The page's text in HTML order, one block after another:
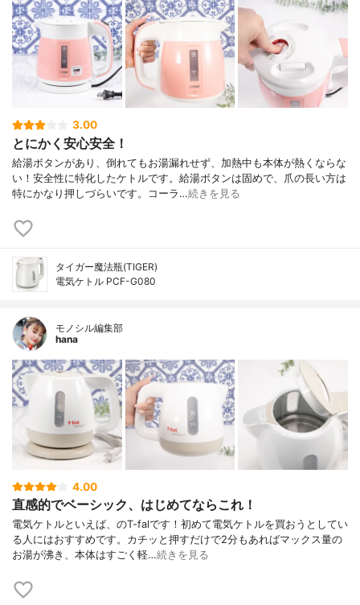
3.00
とにかく安心安全！
給湯ボタンがあり、倒れてもお湯漏れせず、加熱中も本体が熱くならな
い！安全性に特化したケトルです。給湯ボタンは固めで、爪の長い方は
特にかなり押しづらいです。コーラ…続きを見る
タイガー魔法瓶(TIGER)
電気ケトル PCF-G080
モノシル編集部
hana
4.00
直感的でベーシック、はじめてならこれ！
電気ケトルといえば、のT-falです！初めて電気ケトルを買おうとしてい
る人にはおすすめです。カチッと押すだけで2分もあればマックス量の
お湯が沸き、本体はすごく軽…続きを見る